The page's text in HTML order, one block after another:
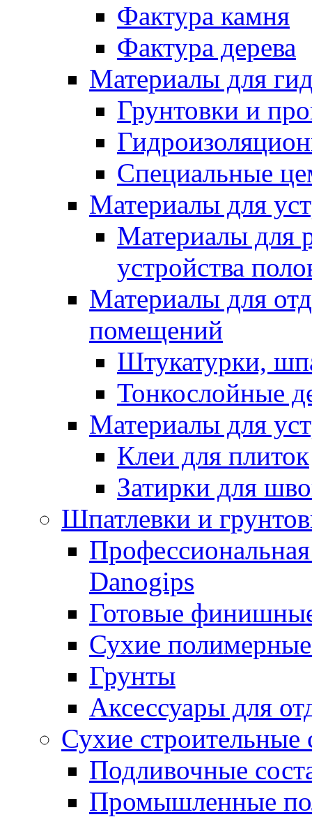
Фактура камня
Фактура дерева
Материалы для
Грунтовки и
Специальные
Материалы для
Материалы для
устройства
Материалы для
помещений
Штукатурки,
Тонкослойные
Материалы для
Клеи для плиток
Затирки для
Шпатлевки и
Danogips
Готовые
Сухие
Грунты
Аксессуары для
Сухие строительные
Подливочные
Промышленные